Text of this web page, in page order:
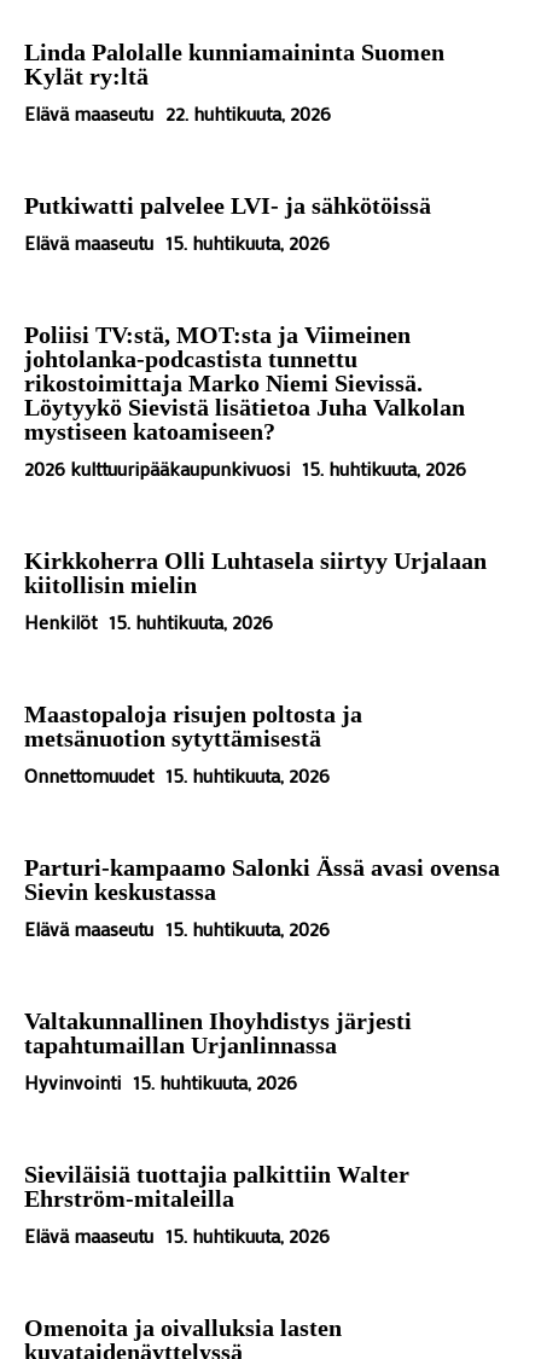
Linda Palolalle kunniamaininta Suomen
Kylät ry:ltä
Elävä maaseutu 22. huhtikuuta, 2026
Putkiwatti palvelee LVI- ja sähkötöissä
Elävä maaseutu 15. huhtikuuta, 2026
Poliisi TV:stä, MOT:sta ja Viimeinen
johtolanka-podcastista tunnettu
rikostoimittaja Marko Niemi Sievissä.
Löytyykö Sievistä lisätietoa Juha Valkolan
mystiseen katoamiseen?
2026 kulttuuripääkaupunkivuosi 15. huhtikuuta, 2026
Kirkkoherra Olli Luhtasela siirtyy Urjalaan
kiitollisin mielin
Henkilöt 15. huhtikuuta, 2026
Maastopaloja risujen poltosta ja
metsänuotion sytyttämisestä
Onnettomuudet 15. huhtikuuta, 2026
Parturi-kampaamo Salonki Ässä avasi ovensa
Sievin keskustassa
Elävä maaseutu 15. huhtikuuta, 2026
Valtakunnallinen Ihoyhdistys järjesti
tapahtumaillan Urjanlinnassa
Hyvinvointi 15. huhtikuuta, 2026
Sieviläisiä tuottajia palkittiin Walter
Ehrström-mitaleilla
Elävä maaseutu 15. huhtikuuta, 2026
Omenoita ja oivalluksia lasten
kuvataidenäyttelyssä